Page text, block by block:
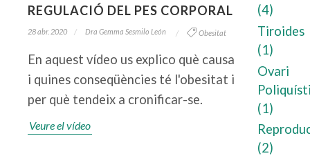
REGULACIÓ DEL PES CORPORAL
28 abr. 2020 Dra Gemma Sesmilo León Obesitat
En aquest vídeo us explico què causa
i quines conseqüències té l'obesitat i
per què tendeix a cronificar-se.
Veure el vídeo
(4)
Tiroides
(1)
Ovari
(1)
(2)